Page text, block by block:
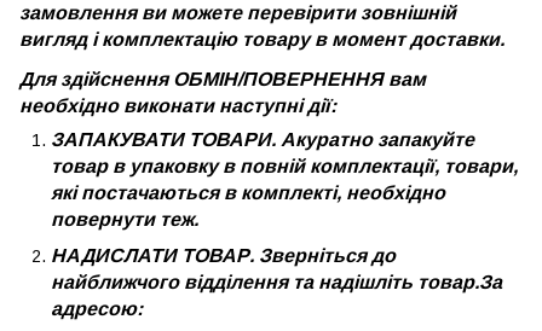
замовлення ви можете перевірити зовнішній
вигляд і комплектацію товару в момент доставки.
Для здійснення ОБМІН/ПОВЕРНЕННЯ вам
необхідно виконати наступні дії:
ЗАПАКУВАТИ ТОВАРИ. Акуратно запакуйте
товар в упаковку в повній комплектації, товари,
які постачаються в комплекті, необхідно
повернути теж.
НАДИСЛАТИ ТОВАР. Зверніться до
найближчого відділення та надішліть товар.За
адресою: